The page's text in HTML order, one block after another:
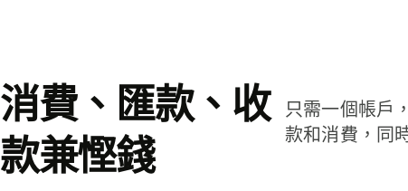
消費、匯款、收
款兼慳錢
只需一個帳戶
款和消費，同